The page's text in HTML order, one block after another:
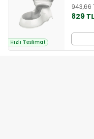
Hızlı Teslimat
943,66
829 TL